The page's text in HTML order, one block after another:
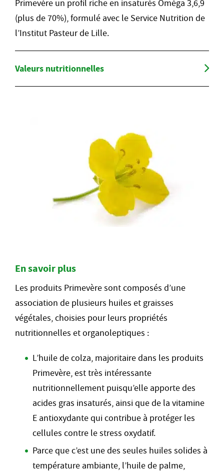
Primevère un profil riche en insaturés Oméga 3,6,9
(plus de 70%), formulé avec le Service Nutrition de
l’Institut Pasteur de Lille.
Valeurs nutritionnelles
En savoir plus
Les produits Primevère sont composés d’une
association de plusieurs huiles et graisses
végétales, choisies pour leurs propriétés
nutritionnelles et organoleptiques :
L’huile de colza, majoritaire dans les produits
Primevère, est très intéressante
nutritionnellement puisqu’elle apporte des
acides gras insaturés, ainsi que de la vitamine
E antioxydante qui contribue à protéger les
cellules contre le stress oxydatif.
Parce que c’est une des seules huiles solides à
température ambiante, l’huile de palme,